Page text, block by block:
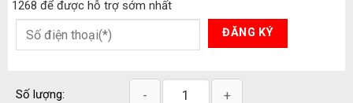
1268 để được hỗ trợ sớm nhất
Số lượng: Tinh bò Limousine Jbak Montana -